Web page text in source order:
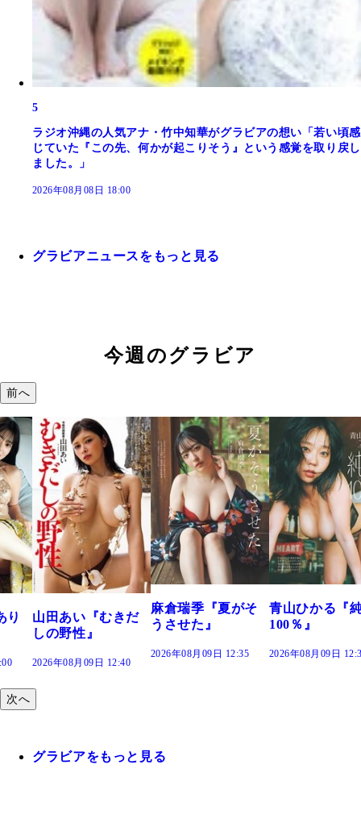
5
ラジオ沖縄の人気アナ・竹中知華がグラビアの想い「若い頃感
じていた『この先、何かが起こりそう』という感覚を取り戻し
ました。」
2026年08月08日 18:00
グラビアニュースをもっと見る
今週のグラビア
前へ
むきだ
12:40
麻倉瑞季『夏がそ
うさせた』
2026年08月09日 12:35
青山ひかる『純度
100％』
2026年08月09日 12:30
溝端 葵『
つの、あ
で。』
2026年08月09
次へ
グラビアをもっと見る